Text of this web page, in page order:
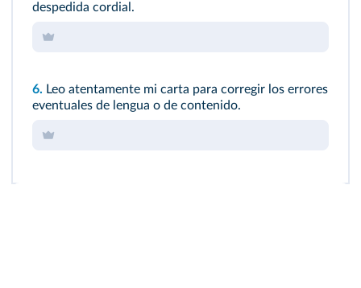
despedida cordial.
6. Leo atentamente mi carta para corregir los errores
eventuales de lengua o de contenido.